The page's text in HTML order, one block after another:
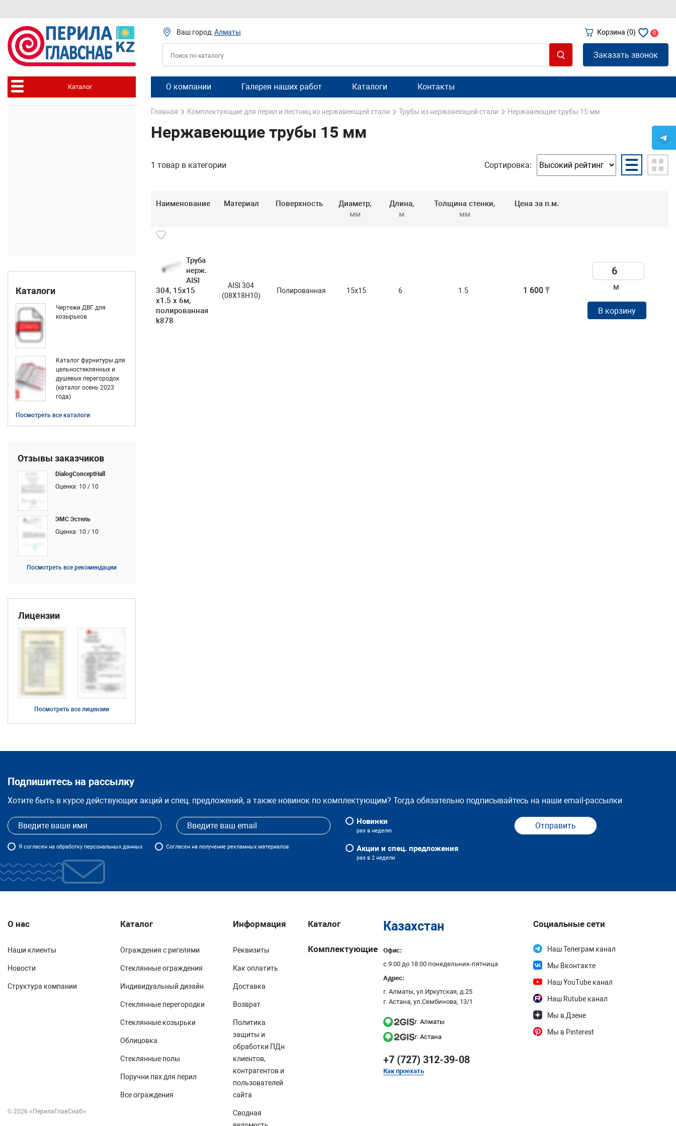
Ваш город:Алматы Корзина (0) 0
Заказать звонок
Каталог
Каталоги
Чертежи ДВГ для
козырьков
Каталог фурнитуры для
цельностеклянных и
душевых перегородок
(каталог осень 2023
года)
Посмотреть все каталоги
Отзывы заказчиков
DialogConceptHall
Оценка: 10 / 10
ЭМС Эстель
Оценка: 10 / 10
Посмотреть все рекомендации
Лицензии
Посмотреть все лицензии
О компании Галерея наших работ Каталоги Контакты
Главная Комплектующие для перил и лестниц из нержавеющей стали Трубы из нержавеющей стали Нержавеющие трубы 15 мм
Нержавеющие трубы 15 мм
1 товар в категории Сортировка:
Наименование Материал Поверхность
Диаметр,
мм
Длина,
м
Толщина стенки,
мм
Цена за п.м.
Труба
нерж.
AISI
304, 15х15
x1.5 х 6м,
полированная
k878
AISI 304
(08Х18Н10)
Полированная 15x15 6 1.5 1 600 ₸ м
В корзину
Подпишитесь на рассылку
Хотите быть в курсе действующих акций и спец. предложений, а также новинок по комплектующим? Тогда обязательно подписывайтесь на наши email-рассылки
Я согласен на обработку персональных данных Согласен на получение рекламных материалов
Новинки
раз в неделю
Акции и спец. предложения
раз в 2 недели
Отправить
О нас
Наши клиенты
Новости
Структура компании
Каталог
Ограждения с ригелями
Стеклянные ограждения
Индивидуальный дизайн
Стеклянные перегородки
Стеклянные козырьки
Облицовка
Стеклянные полы
Поручни пвх для перил
Все ограждения
© 2026 «ПерилаГлавСнаб»
Информация
Реквизиты
Как оплатить
Доставка
Возврат
Политика
защиты и
обработки ПДн
клиентов,
контрагентов и
пользователей
сайта
Сводная
Каталог
Комплектующие
Казахстан
Офис:
с 9:00 до 18:00 понедельник-пятница
Адрес:
г. Алматы, ул.Иркутская, д.25
г. Астана, ул.Сембинова, 13/1
г. Алматы
г. Астана
+7 (727) 312-39-08
Как проехать
Социальные сети
Наш Телеграм канал
Мы Вконтакте
Наш YouTube канал
Наш Rutube канал
Мы в Дзене
Мы в Pinterest